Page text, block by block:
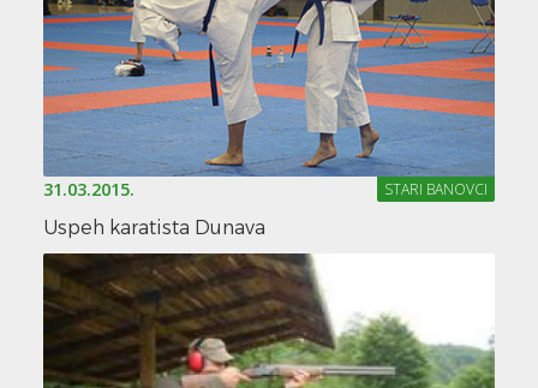
31.03.2015. STARI BANOVCI
Uspeh karatista Dunava